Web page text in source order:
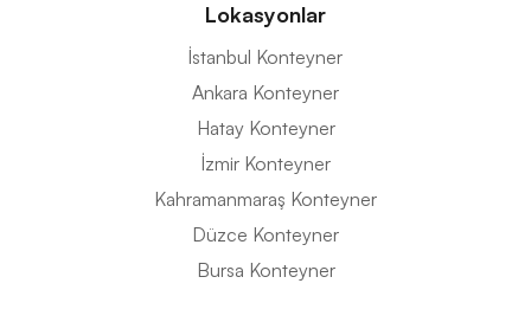
Lokasyonlar
İstanbul Konteyner
Ankara Konteyner
Hatay Konteyner
İzmir Konteyner
Kahramanmaraş Konteyner
Düzce Konteyner
Bursa Konteyner